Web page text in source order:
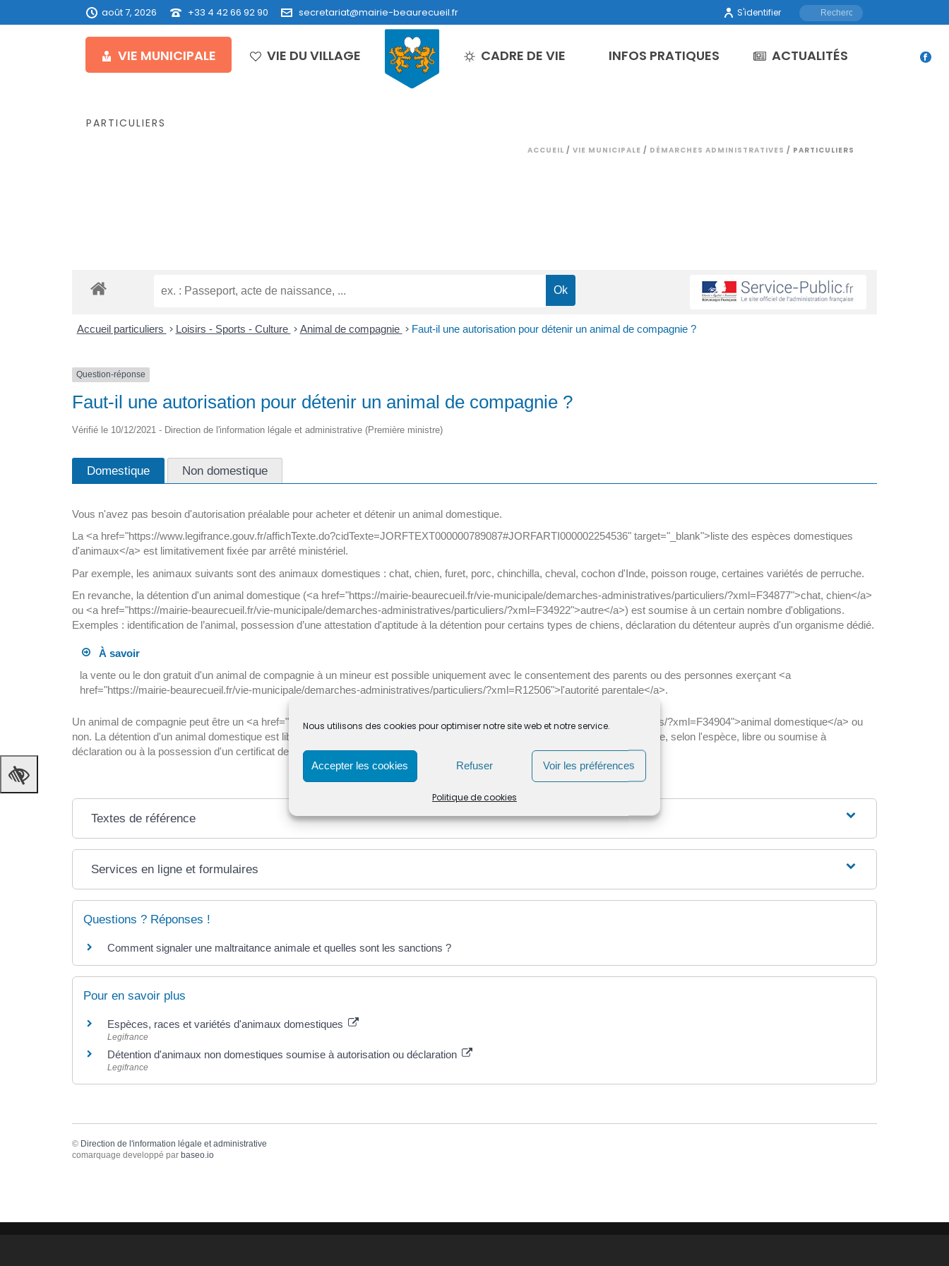
Nous utilisons des cookies pour optimiser notre site web et notre service.
Accepter les cookies Refuser Voir les préférences
Politique de cookies
août 7, 2026 +33 4 42 66 92 90 secretariat@mairie-beaurecueil.fr S'identifier
VIE MUNICIPALE VIE DU VILLAGE CADRE DE VIE INFOS PRATIQUES ACTUALITÉS
PARTICULIERS
ACCUEIL / VIE MUNICIPALE / DÉMARCHES ADMINISTRATIVES / PARTICULIERS
Accueil particuliers > Loisirs - Sports - Culture > Animal de compagnie > Faut-il une autorisation pour détenir un animal de compagnie ?
Question-réponse
Faut-il une autorisation pour détenir un animal de compagnie ?
Vérifié le 10/12/2021 - Direction de l'information légale et administrative (Première ministre)
Domestique Non domestique
Vous n'avez pas besoin d'autorisation préalable pour acheter et détenir un animal domestique.
La <a href="https://www.legifrance.gouv.fr/affichTexte.do?cidTexte=JORFTEXT000000789087#JORFARTI000002254536" target="_blank">liste des espèces domestiques
d'animaux</a> est limitativement fixée par arrêté ministériel.
Par exemple, les animaux suivants sont des animaux domestiques : chat, chien, furet, porc, chinchilla, cheval, cochon d'Inde, poisson rouge, certaines variétés de perruche.
En revanche, la détention d'un animal domestique (<a href="https://mairie-beaurecueil.fr/vie-municipale/demarches-administratives/particuliers/?xml=F34877">chat, chien</a>
ou <a href="https://mairie-beaurecueil.fr/vie-municipale/demarches-administratives/particuliers/?xml=F34922">autre</a>) est soumise à un certain nombre d'obligations.
Exemples : identification de l’animal, possession d’une attestation d'aptitude à la détention pour certains types de chiens, déclaration du détenteur auprès d'un organisme dédié.
À savoir
la vente ou le don gratuit d'un animal de compagnie à un mineur est possible uniquement avec le consentement des parents ou des personnes exerçant <a
href="https://mairie-beaurecueil.fr/vie-municipale/demarches-administratives/particuliers/?xml=R12506">l'autorité parentale</a>.
Un animal de compagnie peut être un <a href="https://mairie-beaurecueil.fr/vie-municipale/demarches-administratives/particuliers/?xml=F34904">animal domestique</a> ou
non. La détention d'un animal domestique est libre. En revanche, la détention d'un animal de compagnie non domestique peut être, selon l'espèce, libre ou soumise à
déclaration ou à la possession d'un certificat de capacité pour l'entretien des animaux.
Textes de référence
Services en ligne et formulaires
Questions ? Réponses !
Comment signaler une maltraitance animale et quelles sont les sanctions ?
Pour en savoir plus
Espèces, races et variétés d'animaux domestiques
Legifrance
Détention d'animaux non domestiques soumise à autorisation ou déclaration
Legifrance
© Direction de l'information légale et administrative
comarquage developpé par baseo.io